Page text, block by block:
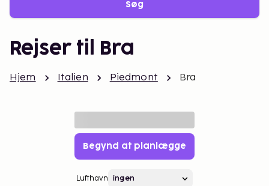
Søg
Rejser til Bra
Hjem Italien Piedmont Bra
Begynd at planlægge
Lufthavn